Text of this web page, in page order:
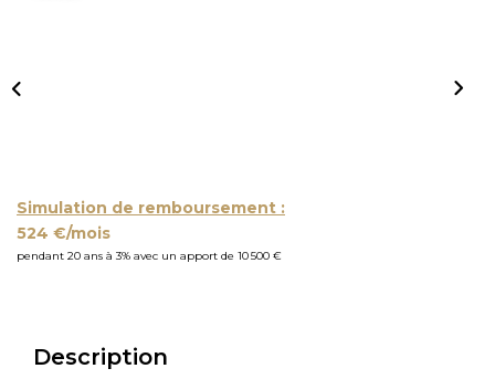
Simulation de remboursement :
524 €/mois
pendant 20 ans à 3% avec un apport de 10 500 €
Description